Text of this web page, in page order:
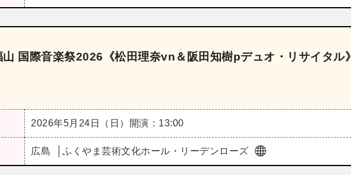
国際音楽祭2026《松田理奈vn＆阪田知樹pデュオ・リサイタル》
2026年5月24日（日） 開演：13:00
広島 ふくやま芸術文化ホール・リーデンローズ